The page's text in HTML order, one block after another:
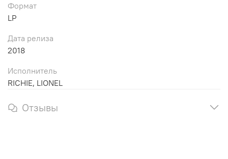
Формат
LP
Дата релиза
2018
Исполнитель
RICHIE, LIONEL
Отзывы